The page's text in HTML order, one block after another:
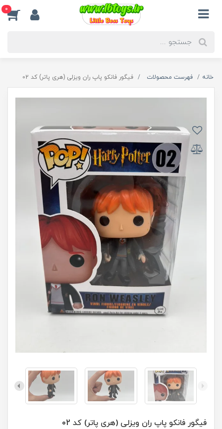
0
خانه فهرست محصولات فیگور فانکو پاپ ران ویزلی (هری پاتر) کد 02
فیگور فانکو پاپ ران ویزلی (هری پاتر) کد 02